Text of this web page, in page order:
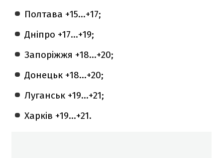
Полтава +15...+17;
Дніпро +17...+19;
Запоріжжя +18...+20;
Донецьк +18...+20;
Луганськ +19...+21;
Харків +19...+21.